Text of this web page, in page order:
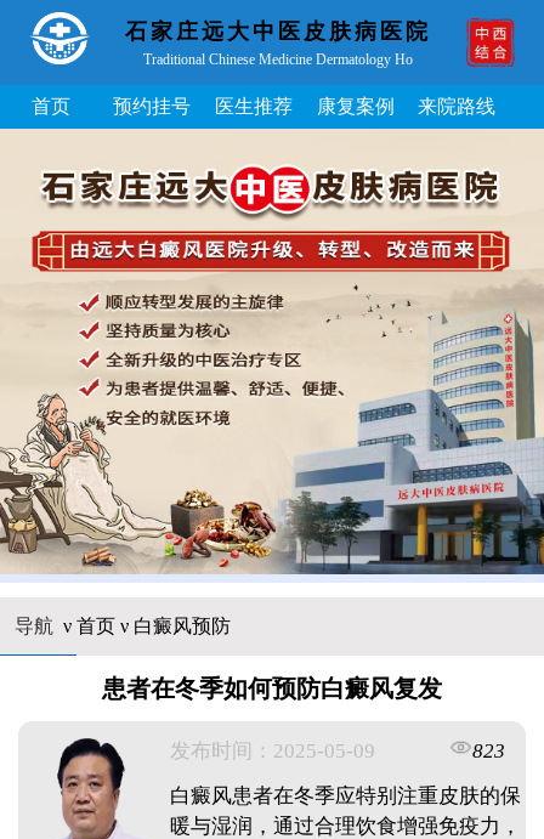
石家庄远大中医皮肤病医院
Traditional Chinese Medicine Dermatology Ho
首页 预约挂号 医生推荐 康复案例 来院路线
导航 ν 首页ν 白癜风预防
患者在冬季如何预防白癜风复发
发布时间：2025-05-09
823
白癜风患者在冬季应特别注重皮肤的保
暖与湿润，通过合理饮食增强免疫力，